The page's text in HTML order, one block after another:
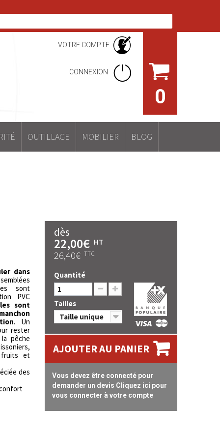
0
VOTRE COMPTE
CONNEXION
OUTILLAGE MOBILIER BLOG
dans
sont
PVC
sont
. Un
rester
pêche
fruits et
des
dès
22,00€ HT
26,40€ TTC
Quantité
Tailles
Taille unique
AJOUTER AU PANIER
Vous devez être connecté pour
demander un devis Cliquez ici pour
vous connecter à votre compte